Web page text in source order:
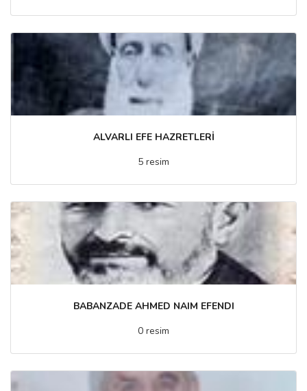
ALVARLI EFE HAZRETLERİ
5 resim
BABANZADE AHMED NAIM EFENDI
0 resim